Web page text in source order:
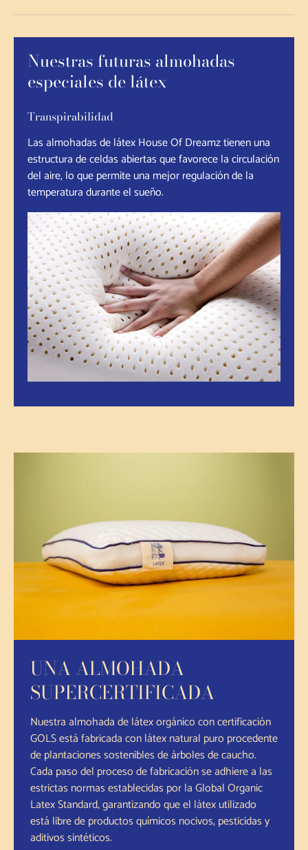
Nuestras futuras almohadas
especiales de látex
Transpirabilidad
Las almohadas de látex House Of Dreamz tienen una
estructura de celdas abiertas que favorece la circulación
del aire, lo que permite una mejor regulación de la
temperatura durante el sueño.
UNA ALMOHADA
SUPERCERTIFICADA
Nuestra almohada de látex orgánico con certificación
GOLS está fabricada con látex natural puro procedente
de plantaciones sostenibles de árboles de caucho.
Cada paso del proceso de fabricación se adhiere a las
estrictas normas establecidas por la Global Organic
Latex Standard, garantizando que el látex utilizado
está libre de productos químicos nocivos, pesticidas y
aditivos sintéticos.